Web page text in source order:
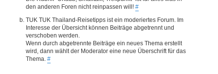
den anderen Foren nicht reinpassen will! #
TUK TUK Thailand-Reisetipps ist ein moderiertes Forum. Im
Interesse der Übersicht können Beiträge abgetrennt und
verschoben werden.
Wenn durch abgetrennte Beiträge ein neues Thema erstellt
wird, dann wählt der Moderator eine neue Überschrift für das
Thema. #